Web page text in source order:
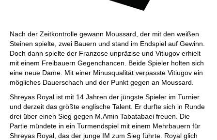
Nach der Zeitkontrolle gewann Moussard, der mit den weißen
Steinen spielte, zwei Bauern und stand im Endspiel auf Gewinn.
Doch dann spielte der Franzose unpräzise und Vitiugov erhielt
mit einem Freibauern Gegenchancen. Beide Spieler holten sich
eine neue Dame. Mit einer Minusqualität verpasste Vitiugov ein
mögliches Dauerschach und der Punkt gegen an Moussard.
Shreyas Royal ist mit 14 Jahren der jüngste Spieler im Turnier
und derzeit das größte englische Talent. Er durfte sich in Runde
drei über einen Sieg gegen M.Amin Tabatabaei freuen. Die
Partie mündete in ein Turmendspiel mit einem Mehrbauern für
Shreyas Royal, das der junge IM zum Sieg führte. Royal glich